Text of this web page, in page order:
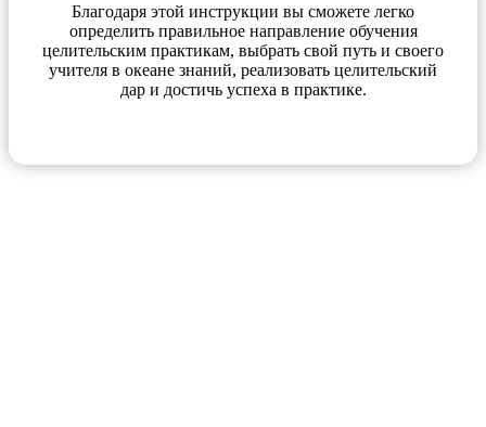
Благодаря этой инструкции вы сможете легко
определить правильное направление обучения
целительским практикам, выбрать свой путь и своего
учителя в океане знаний, реализовать целительский
дар и достичь успеха в практике.